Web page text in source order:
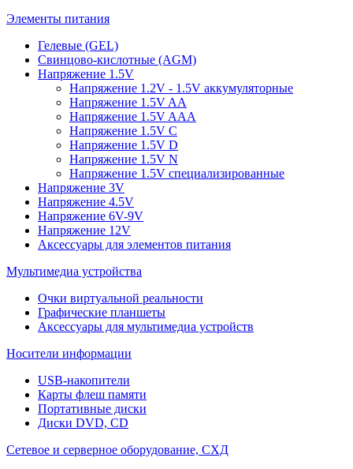
Элементы питания
Гелевые (GEL)
Свинцово-кислотные (AGM)
Напряжение 1.5V
Напряжение 1.2V - 1.5V аккумуляторные
Напряжение 1.5V AA
Напряжение 1.5V AAA
Напряжение 1.5V C
Напряжение 1.5V D
Напряжение 1.5V N
Напряжение 1.5V специализированные
Напряжение 3V
Напряжение 4.5V
Напряжение 6V-9V
Напряжение 12V
Аксессуары для элементов питания
Мультимедиа устройства
Очки виртуальной реальности
Графические планшеты
Аксессуары для мультимедиа устройств
Носители информации
USB-накопители
Карты флеш памяти
Портативные диски
Диски DVD, CD
Сетевое и серверное оборудование, СХД